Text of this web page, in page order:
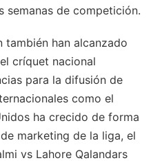
semanas de competición.
también han alcanzado
críquet nacional
para la difusión de
como el
ha crecido de forma
marketing de la liga, el
vs Lahore Qalandars